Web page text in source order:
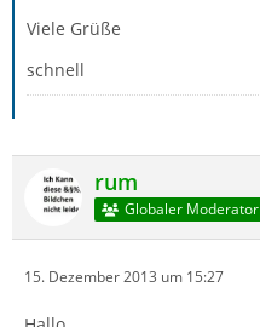
Viele Grüße
schnell
rum
Globaler Moderator
15. Dezember 2013 um 15:27